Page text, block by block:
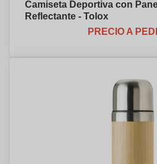
Camiseta Deportiva con
Reflectante - Tolox
PRECIO A